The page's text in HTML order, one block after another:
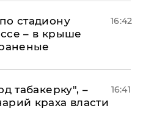
стадиону
– в крыше
16:42
табакерку", –
краха власти
16:41